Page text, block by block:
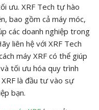
ưu. XRF Tech tự hào
bao gồm cả máy móc,
các doanh nghiệp trong
liên hệ với XRF Tech
máy XRF có thể giúp
tối ưu hóa quy trình
là đầu tư vào sự
bạn.